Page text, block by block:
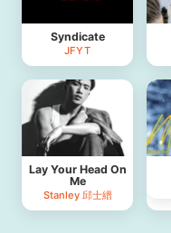
Syndicate
JFYT
Lay Your Head On
Me
Stanley 邱士縉